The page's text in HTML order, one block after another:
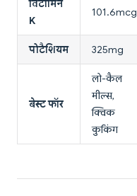
विटामिन
K
101.6mcg
पोटैशियम 325mg
बेस्ट फॉर
लो-कैल
मील्स,
क्विक
कुकिंग